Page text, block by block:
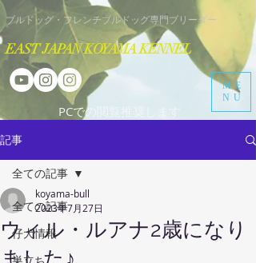
EAST JAPAN KOYAMA KENNEL
​PCでの閲覧推奨します
​ブルドッグ・フレンチブルドッグ専門ブリーダー
ME
NU
記事
全ての記事
仔犬情報
全ての記事
ウィル・ルアナ2歳になり
ました♪
koyama-bull
2023年7月27日